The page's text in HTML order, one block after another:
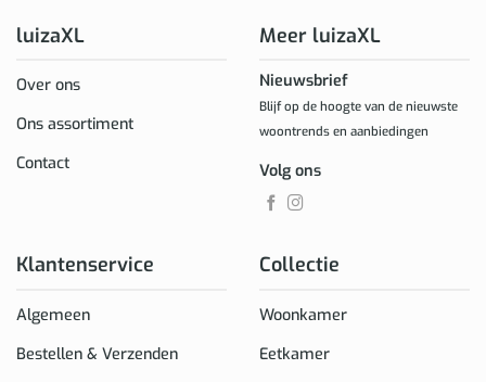
luizaXL
Over ons
Ons assortiment
Contact
Klantenservice
Algemeen
Bestellen & Verzenden
Collectie
Woonkamer
Eetkamer
Meer luizaXL
Nieuwsbrief
Blijf op de hoogte van de nieuwste
woontrends en aanbiedingen
Volg ons